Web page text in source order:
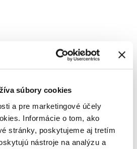
súbory cookies
a pre marketingové účely
Informácie o tom, ako
stránky, poskytujeme aj tretím
nástroje na analýzu a
osobných údajov
bezpečnosť, Odporúčame
opatrenie – GDPR